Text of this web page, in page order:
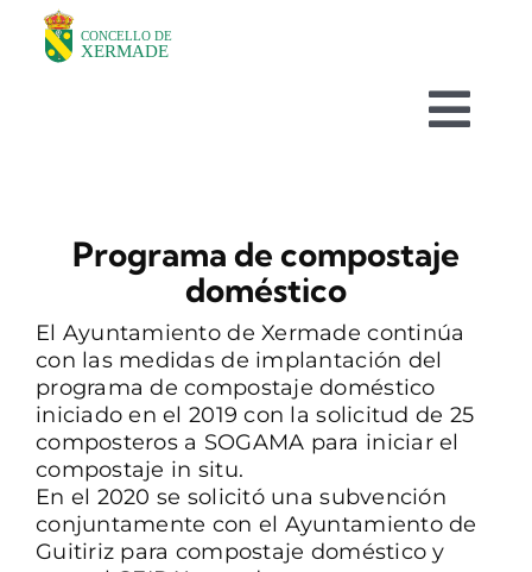
Skip
content
DEPARTAMENTOS
TURISMO
NOVAS
AVISOS HABITUAIS
Programa de compostaje
doméstico
El Ayuntamiento de Xermade continúa
con las medidas de implantación del
programa de compostaje doméstico
iniciado en el 2019 con la solicitud de 25
composteros a SOGAMA para iniciar el
compostaje in situ.
En el 2020 se solicitó una subvención
conjuntamente con el Ayuntamiento de
Guitiriz para compostaje doméstico y